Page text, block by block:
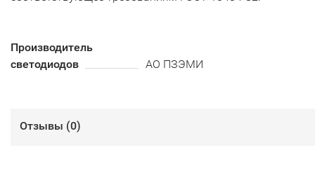
Производитель
светодиодов
АО ПЗЭМИ
Отзывы (0)